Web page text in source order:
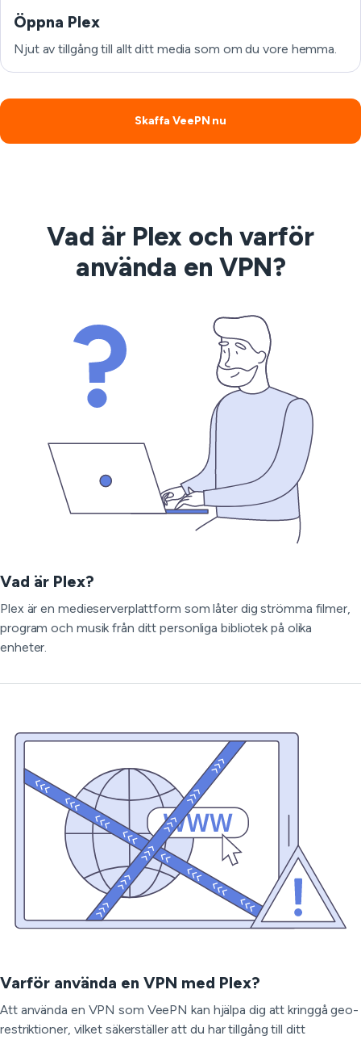
Öppna Plex
Njut av tillgång till allt ditt media som om du vore hemma.
Skaffa VeePN nu
Vad är Plex och varför
använda en VPN?
Vad är Plex?
Plex är en medieserverplattform som låter dig strömma filmer,
program och musik från ditt personliga bibliotek på olika
enheter.
Varför använda en VPN med Plex?
Att använda en VPN som VeePN kan hjälpa dig att kringgå geo-
restriktioner, vilket säkerställer att du har tillgång till ditt